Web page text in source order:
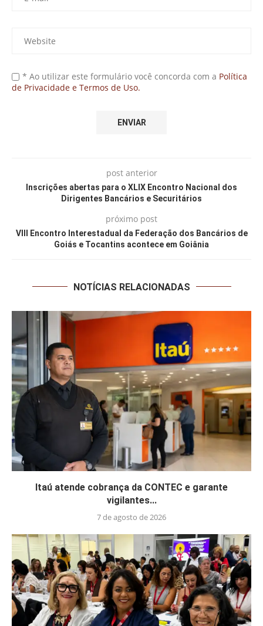
* Ao utilizar este formulário você concorda com a Política
de Privacidade e Termos de Uso.
post anterior
Inscrições abertas para o XLIX Encontro Nacional dos
Dirigentes Bancários e Securitários
próximo post
VIII Encontro Interestadual da Federação dos Bancários de
Goiás e Tocantins acontece em Goiânia
NOTÍCIAS RELACIONADAS
Itaú atende cobrança da CONTEC e garante
vigilantes...
7 de agosto de 2026